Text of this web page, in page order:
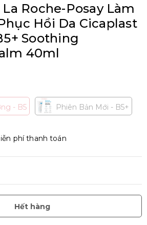
Roche-Posay Làm
Hồi Da Cicaplast
Soothing
40ml
- B5 Phiên Bản Mới - B5+
phí thanh toán
Hết hàng